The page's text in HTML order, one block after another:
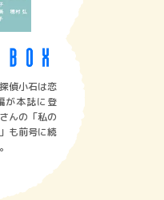
偵小石は恋
が本誌に登
んの「私の
も前号に続